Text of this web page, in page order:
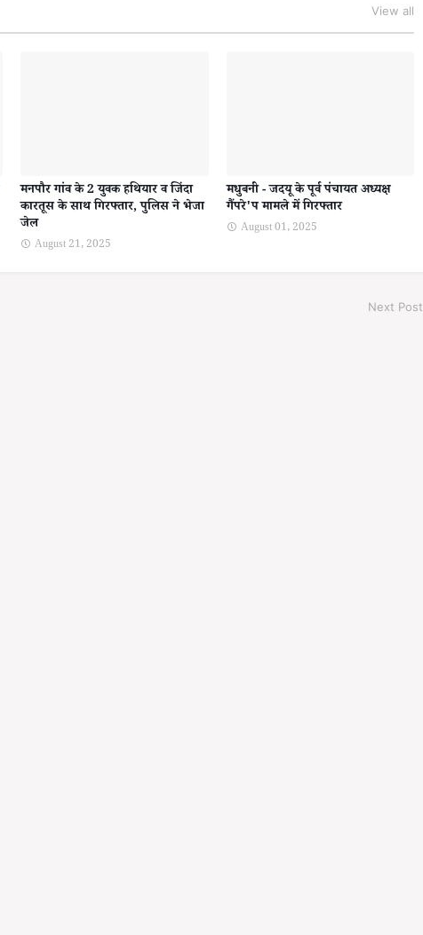
View all
मनपौर गांव के 2 युवक हथियार व जिंदा
कारतूस के साथ गिरफ्तार, पुलिस ने भेजा
जेल
August 21, 2025
मधुबनी - जदयू के पूर्व पंचायत अध्यक्ष
गैंपरे'प मामले में गिरफ्तार
August 01, 2025
Next Post